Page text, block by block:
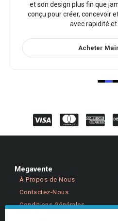
et son design plus fin que
conçu pour créer, concevoir
avec rapidité et
Acheter
Megavente
À Propos de Nous
Contactez-Nous
Conditions Générales